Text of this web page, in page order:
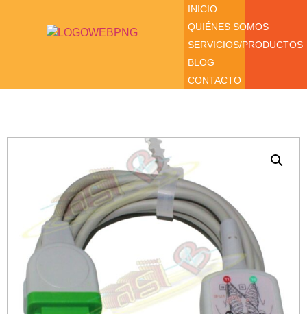
INICIO
QUIÉNES SOMOS
SERVICIOS/PRODUCTOS
BLOG
CONTACTO